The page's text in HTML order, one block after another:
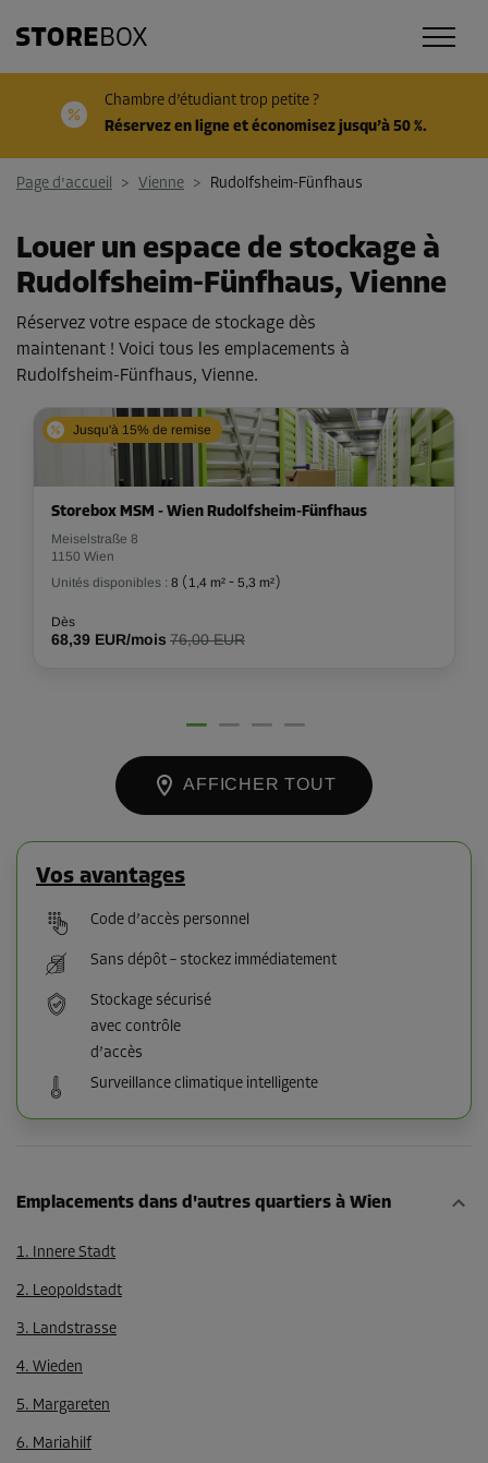
Chambre d’étudiant trop petite ?
Réservez en ligne et économisez jusqu’à 50 %.
Page d'accueil > Vienne > Rudolfsheim-Fünfhaus
Louer un espace de stockage à
Rudolfsheim-Fünfhaus, Vienne
Réservez votre espace de stockage dès
maintenant ! Voici tous les emplacements à
Rudolfsheim-Fünfhaus, Vienne.
Jusqu'à 15% de remise
Storebox MSM - Wien Rudolfsheim-Fünfhaus
Meiselstraße 8
1150 Wien
Unités disponibles : 8 ( 1,4 m² - 5,3 m²)
Dès
68,39 EUR/mois 76,00 EUR
AFFICHER TOUT
Vos avantages
Code d’accès personnel
Sans dépôt – stockez immédiatement
Stockage sécurisé
avec contrôle
d’accès
Surveillance climatique intelligente
Emplacements dans d'autres quartiers à Wien
1. Innere Stadt
2. Leopoldstadt
3. Landstrasse
4. Wieden
5. Margareten
6. Mariahilf